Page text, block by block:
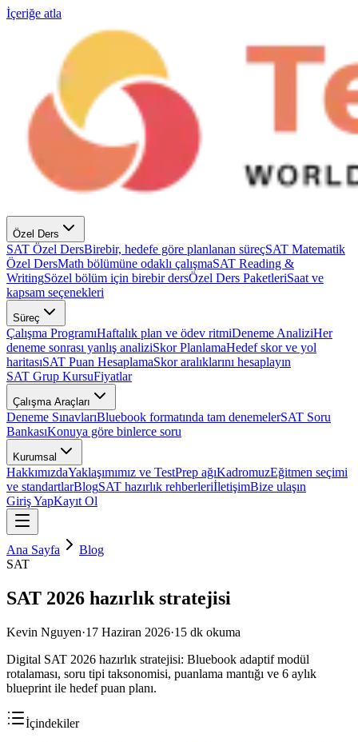
İçeriğe atla
Özel Ders
SAT Özel DersBirebir, hedefe göre planlanan süreçSAT Matematik
Özel DersMath bölümüne odaklı çalışmaSAT Reading &
WritingSözel bölüm için birebir dersÖzel Ders PaketleriSaat ve
kapsam seçenekleri
Süreç
Çalışma ProgramıHaftalık plan ve ödev ritmiDeneme AnaliziHer
deneme sonrası yanlış analiziSkor PlanlamaHedef skor ve yol
haritasıSAT Puan HesaplamaSkor aralıklarını hesaplayın
SAT Grup KursuFiyatlar
Çalışma Araçları
Deneme SınavlarıBluebook formatında tam denemelerSAT Soru
BankasıKonuya göre binlerce soru
Kurumsal
HakkımızdaYaklaşımımız ve TestPrep ağıKadromuzEğitmen seçimi
ve standartlarBlogSAT hazırlık rehberleriİletişimBize ulaşın
Giriş YapKayıt Ol
Ana Sayfa
Blog
SAT
SAT 2026 hazırlık stratejisi
Kevin Nguyen·17 Haziran 2026·15 dk okuma
Digital SAT 2026 hazırlık stratejisi: Bluebook adaptif modül
rotalaması, soru tipi taksonomisi, puanlama mantığı ve 6 aylık
blueprint ile hedef puan planı.
İçindekiler